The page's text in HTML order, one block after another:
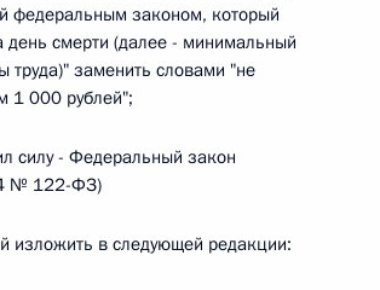
федеральным законом, который
день смерти (далее - минимальный
труда)" заменить словами "не
000 рублей";
силу - Федеральный закон
№ 122-ФЗ)
изложить в следующей редакции: